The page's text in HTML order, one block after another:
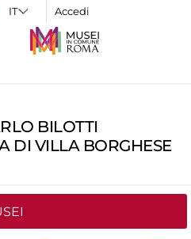
Accedi
BILOTTI
DI VILLA BORGHESE